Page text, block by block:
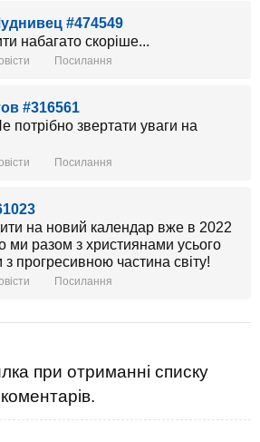
#474549
набагато скоріше...
Посилання
#316561
потрібно звертати уваги на
Посилання
на новий календар вже в 2022
ми разом з християнами усього
прогресивною частина світу!
Посилання
при отриманні списку
коментарів.